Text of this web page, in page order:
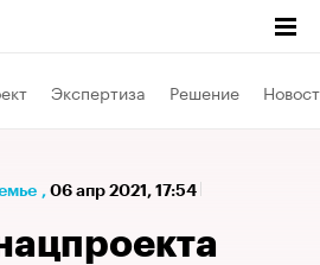
Экспертиза Решение
, 06 апр 2021, 17:54